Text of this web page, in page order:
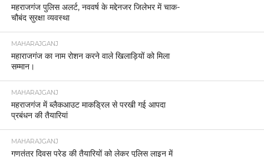
महराजगंज पुलिस अलर्ट, नववर्ष के मद्देनजर जिलेभर में चाक-
चौबंद सुरक्षा व्यवस्था
MAHARAJGANJ
महाराजगंज का नाम रोशन करने वाले खिलाड़ियों को मिला
सम्मान।
MAHARAJGANJ
महराजगंज में ब्लैकआउट माकड्रिल से परखी गई आपदा
प्रबंधन की तैयारियां
MAHARAJGANJ
गणतंत्र दिवस परेड की तैयारियों को लेकर पुलिस लाइन में